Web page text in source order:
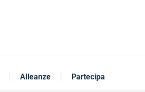
Alleanze Partecipa